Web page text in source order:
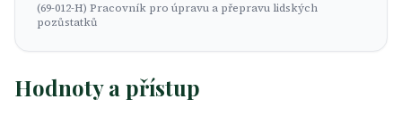
(69-012-H) Pracovník pro úpravu a přepravu lidských
pozůstatků
Hodnoty a přístup